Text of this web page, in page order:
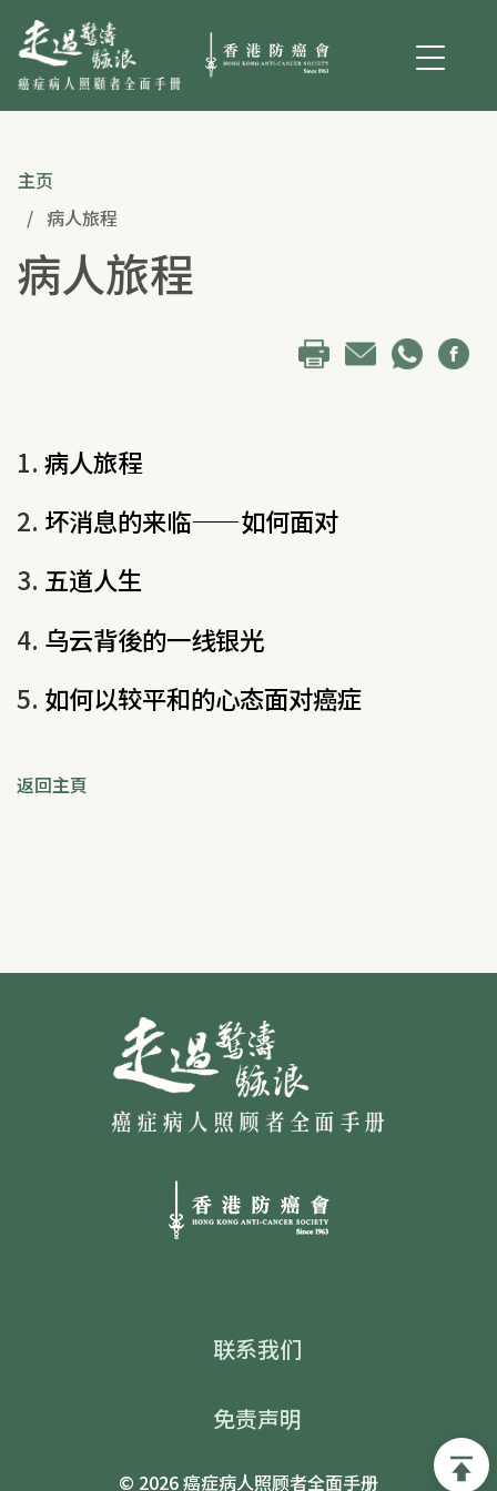
主页
病人旅程
病人旅程
1. 病人旅程
2. 坏消息的来临——如何面对
3. 五道人生
4. 乌云背後的一线银光
5. 如何以较平和的心态面对癌症
返回主頁
联系我们
免责声明
© 2026 癌症病人照顾者全面手册